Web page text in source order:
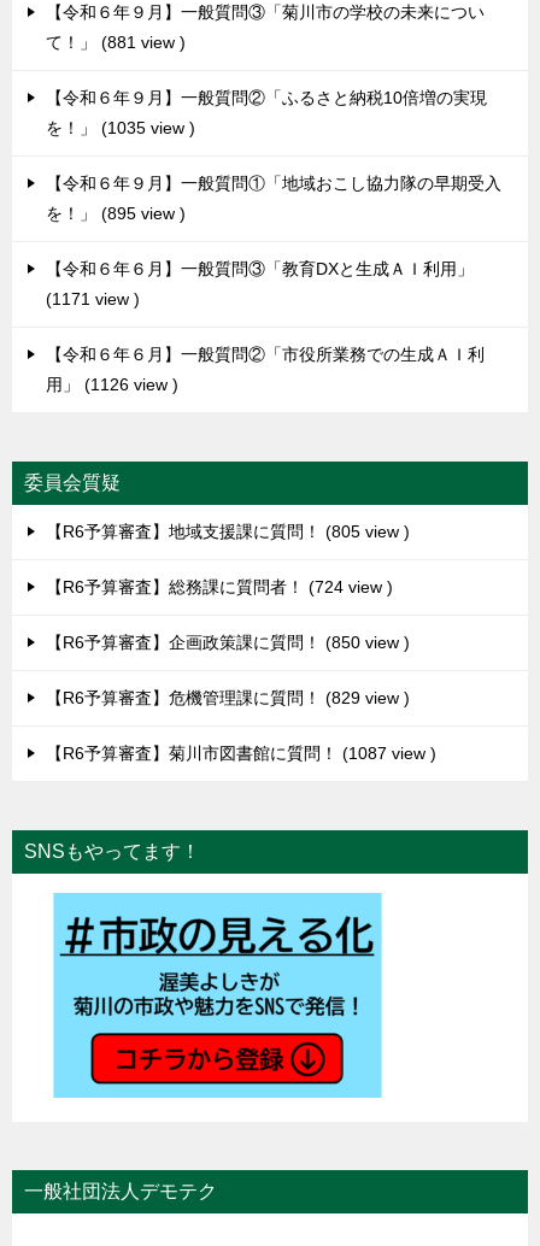
【令和６年９月】一般質問③「菊川市の学校の未来につい
て！」
881 view
【令和６年９月】一般質問②「ふるさと納税10倍増の実現
を！」
1035 view
【令和６年９月】一般質問①「地域おこし協力隊の早期受入
を！」
895 view
【令和６年６月】一般質問③「教育DXと生成ＡＩ利用」
1171 view
【令和６年６月】一般質問②「市役所業務での生成ＡＩ利
用」
1126 view
委員会質疑
【R6予算審査】地域支援課に質問！ 805 view
【R6予算審査】総務課に質問者！ 724 view
【R6予算審査】企画政策課に質問！ 850 view
【R6予算審査】危機管理課に質問！ 829 view
【R6予算審査】菊川市図書館に質問！ 1087 view
SNSもやってます！
一般社団法人デモテク